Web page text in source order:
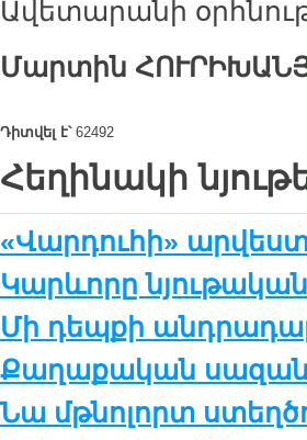
Ավետարանի
Մարտին
Դիտվել է՝62492
Հեղինակի
«Վարդուհի»
Կարևորը
Մի դեպքի
Քաղաքական
Նա մթնոլորտ